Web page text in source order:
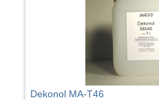
Dekonol MA-T46